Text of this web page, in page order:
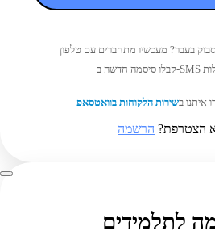
איתנו בשירות הלקוחות בוואטסאפ
הצטרפת? הרשמה
לתלמידים